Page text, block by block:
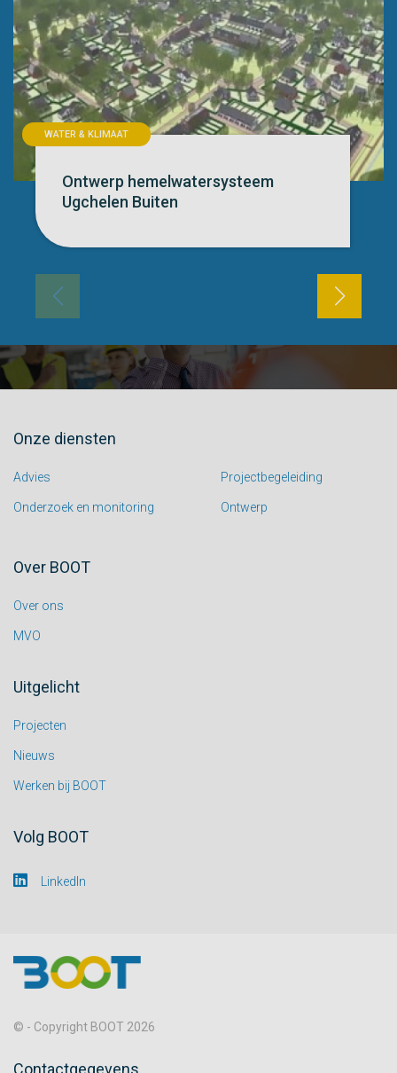
WATER & KLIMAAT
Ontwerp hemelwatersysteem
Ugchelen Buiten
Onze diensten
Advies
Onderzoek en monitoring
Projectbegeleiding
Ontwerp
Over BOOT
Over ons
MVO
Uitgelicht
Projecten
Nieuws
Werken bij BOOT
Volg BOOT
LinkedIn
© - Copyright BOOT 2026
Contactgegevens